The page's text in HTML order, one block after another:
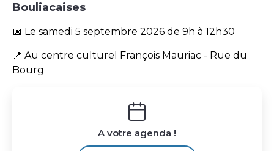
Bouliacaises
📅 Le samedi 5 septembre 2026 de 9h à 12h30
📍 Au centre culturel François Mauriac - Rue du
Bourg
A votre agenda !